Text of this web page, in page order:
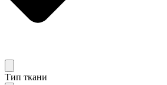
Тип ткани